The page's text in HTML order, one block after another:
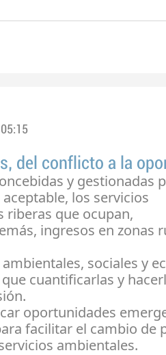
del conflicto a la
y gestionadas
los servicios
riberas que ocupan,
ingresos en zonas
sociales y
cuantificarlas y
oportunidades
facilitar el cambio de
ambientales.